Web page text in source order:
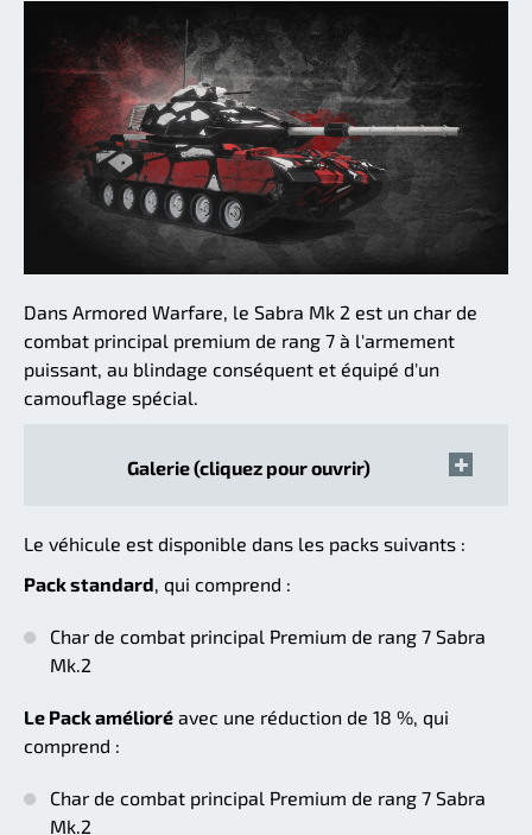
Dans Armored Warfare, le Sabra Mk 2 est un char de
combat principal premium de rang 7 à l'armement
puissant, au blindage conséquent et équipé d'un
camouflage spécial.
Galerie (cliquez pour ouvrir)
Le véhicule est disponible dans les packs suivants :
Pack standard , qui comprend :
Char de combat principal Premium de rang 7 Sabra
Mk.2
Le Pack amélioré avec une réduction de 18 %, qui
comprend :
Char de combat principal Premium de rang 7 Sabra
Mk.2